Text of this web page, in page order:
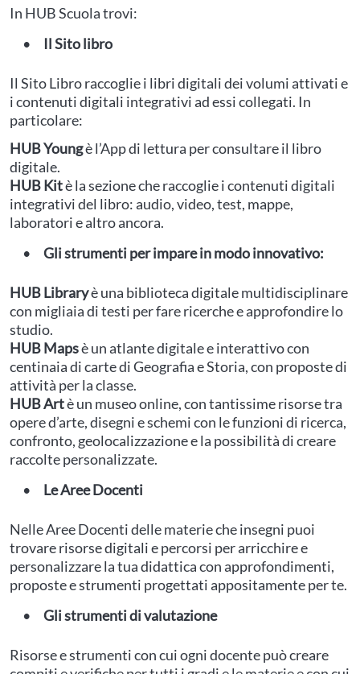
In HUB Scuola trovi:
Il Sito libro
Il Sito Libro raccoglie i libri digitali dei volumi attivati e
i contenuti digitali integrativi ad essi collegati. In
particolare:
HUB Youngè l’App di lettura per consultare il libro
digitale.
HUB Kitè la sezione che raccoglie i contenuti digitali
integrativi del libro: audio, video, test, mappe,
laboratori e altro ancora.
Gli strumenti per impare in modo innovativo:
HUB Libraryè una biblioteca digitale multidisciplinare
con migliaia di testi per fare ricerche e approfondire lo
studio.
HUB Mapsè un atlante digitale e interattivo con
centinaia di carte di Geografia e Storia, con proposte di
attività per la classe.
HUB Artè un museo online, con tantissime risorse tra
opere d’arte, disegni e schemi con le funzioni di ricerca,
confronto, geolocalizzazione e la possibilità di creare
raccolte personalizzate.
Le Aree Docenti
Nelle Aree Docenti delle materie che insegni puoi
trovare risorse digitali e percorsi per arricchire e
personalizzare la tua didattica con approfondimenti,
proposte e strumenti progettati appositamente per te.
Gli strumenti di valutazione
Risorse e strumenti con cui ogni docente può creare